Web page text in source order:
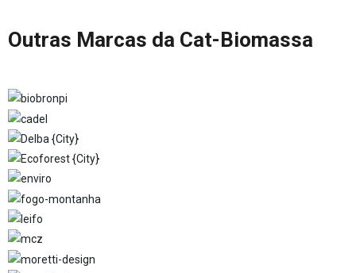
Outras Marcas da Cat-Biomassa